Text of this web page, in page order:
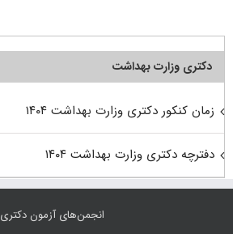
دکتری وزارت بهداشت
زمان کنکور دکتری وزارت بهداشت ۱۴۰۴
دفترچه دکتری وزارت بهداشت ۱۴۰۴
انجمن‌های آزمون دکتری